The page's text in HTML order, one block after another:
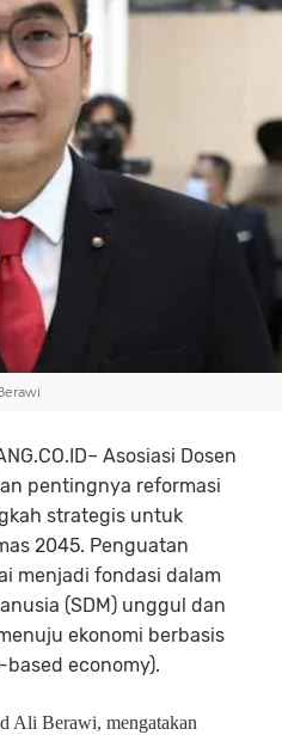
Asosiasi Dosen
pentingnya reformasi
strategis untuk
2045. Penguatan
menjadi fondasi dalam
(SDM) unggul dan
ekonomi berbasis
economy).
Ali Berawi, mengatakan